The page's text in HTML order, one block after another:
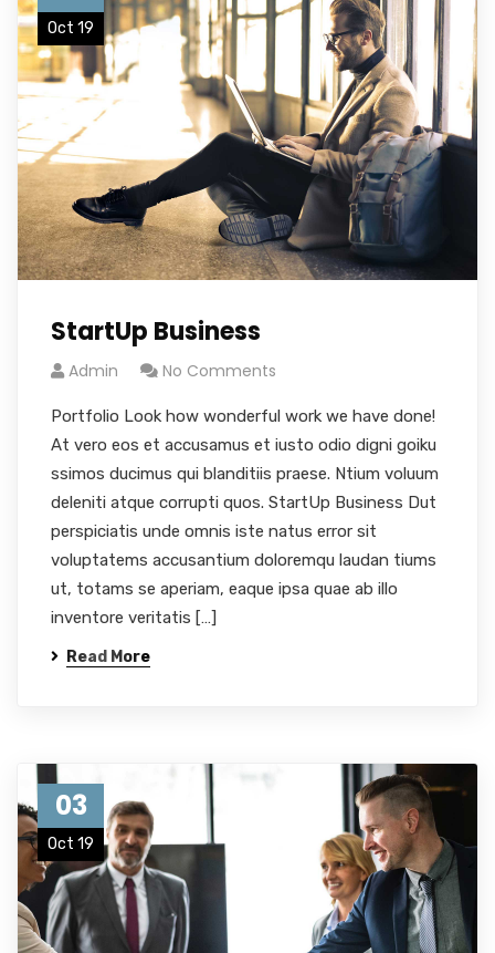
Oct 19
StartUp Business
Admin No Comments
Portfolio Look how wonderful work we have done!
At vero eos et accusamus et iusto odio digni goiku
ssimos ducimus qui blanditiis praese. Ntium voluum
deleniti atque corrupti quos. StartUp Business Dut
perspiciatis unde omnis iste natus error sit
voluptatems accusantium doloremqu laudan tiums
ut, totams se aperiam, eaque ipsa quae ab illo
inventore veritatis […]
Read More
03
Oct 19